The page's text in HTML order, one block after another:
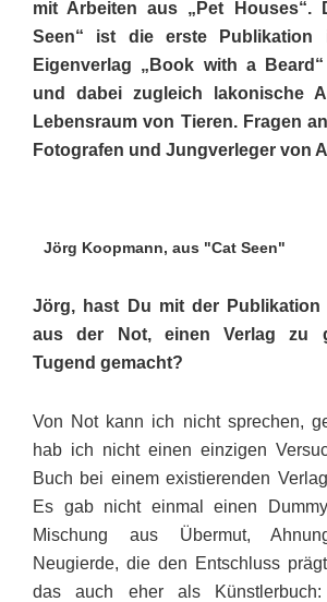
mit Arbeiten aus „Pet Houses“.
Seen“ ist die erste Publikation
Eigenverlag „Book with a
und dabei zugleich lakonische
Lebens­raum von Tieren. Fragen
Fotografen und Jungverleger von
Jörg Koopmann, aus "Cat Seen"
Jörg, hast Du mit der Publikation
aus der Not, einen Ver­lag zu
Tugend ge­macht?
Von Not kann ich nicht sprechen,
hab ich nicht einen einzigen
Buch bei einem existierenden
Es gab nicht einmal einen
Mischung aus Übermut,
Neugierde, die den Entschluss
das auch eher als